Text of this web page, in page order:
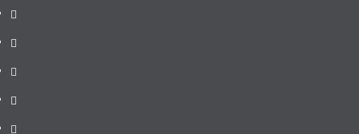
ultima
locală
Actualitate
Justiție
Cultura
Sănătate
Litoral